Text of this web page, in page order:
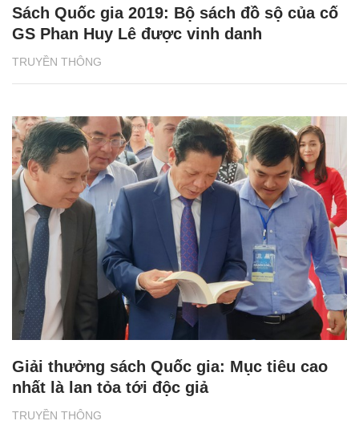
TRUYỀN THÔNG
Sách Quốc gia 2019: Bộ sách đồ sộ của cố
GS Phan Huy Lê được vinh danh
TRUYỀN THÔNG
Giải thưởng sách Quốc gia: Mục tiêu cao
nhất là lan tỏa tới độc giả